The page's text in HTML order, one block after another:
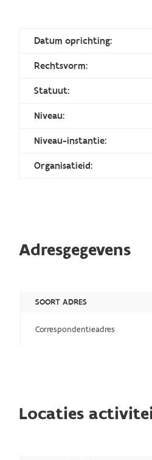
Datum oprichting:
Rechtsvorm:
Statuut:
Niveau:
Niveau-instantie:
Organisatieid:
Adresgegevens
SOORT ADRES
Correspondentieadres
Locaties